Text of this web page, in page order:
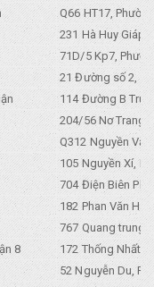
Q66 HT17,
231 Hà Huy Giáp,
71D/5 Kp7,
21 Đường số 2,
114 Đường B
204/56 Nơ Trang
Q312 Nguyền
105 Nguyền Xí,
704 Điện Biên
182 Phan Văn
767 Quang trung,
8
172 Thống Nhất.
52 Nguyễn Du,